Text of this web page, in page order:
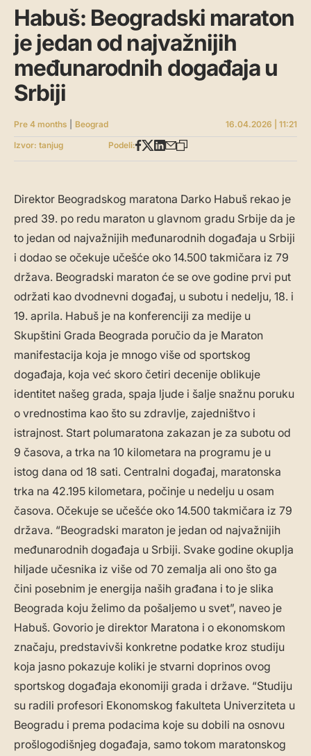
Habuš: Beogradski maraton
je jedan od najvažnijih
međunarodnih događaja u
Srbiji
Pre 4 months Beograd
16.04.2026 | 11:21
Izvor: tanjug
Podeli:
Direktor Beogradskog maratona Darko Habuš rekao je
pred 39. po redu maraton u glavnom gradu Srbije da je
to jedan od najvažnijih međunarodnih događaja u Srbiji
i dodao se očekuje učešće oko 14.500 takmičara iz 79
država. Beogradski maraton će se ove godine prvi put
održati kao dvodnevni događaj, u subotu i nedelju, 18. i
19. aprila. Habuš je na konferenciji za medije u
Skupštini Grada Beograda poručio da je Maraton
manifestacija koja je mnogo više od sportskog
događaja, koja već skoro četiri decenije oblikuje
identitet našeg grada, spaja ljude i šalje snažnu poruku
o vrednostima kao što su zdravlje, zajedništvo i
istrajnost. Start polumaratona zakazan je za subotu od
9 časova, a trka na 10 kilometara na programu je u
istog dana od 18 sati. Centralni događaj, maratonska
trka na 42.195 kilometara, počinje u nedelju u osam
časova. Očekuje se učešće oko 14.500 takmičara iz 79
država. “Beogradski maraton je jedan od najvažnijih
međunarodnih događaja u Srbiji. Svake godine okuplja
hiljade učesnika iz više od 70 zemalja ali ono što ga
čini posebnim je energija naših građana i to je slika
Beograda koju želimo da pošaljemo u svet”, naveo je
Habuš. Govorio je direktor Maratona i o ekonomskom
značaju, predstavivši konkretne podatke kroz studiju
koja jasno pokazuje koliki je stvarni doprinos ovog
sportskog događaja ekonomiji grada i države. “Studiju
su radili profesori Ekonomskog fakulteta Univerziteta u
Beogradu i prema podacima koje su dobili na osnovu
prošlogodišnjeg događaja, samo tokom maratonskog